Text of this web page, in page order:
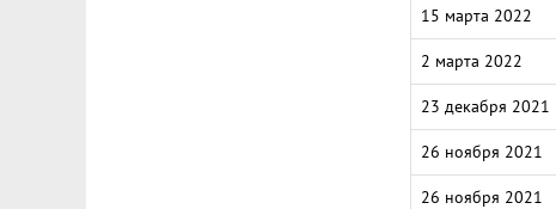
15 марта 2022
2 марта 2022
23 декабря 2021
26 ноября 2021
26 ноября 2021